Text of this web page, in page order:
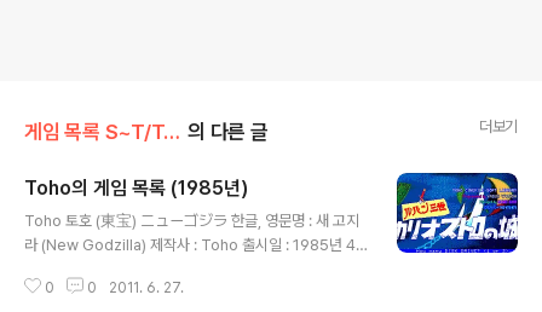
게임 목록 S~T/Toho 의 다른 글 더보기
Toho의 게임 목록 (1985년)
Toho 토호 (東宝) ニューゴジラ 한글, 영문명 : 새 고지
라 (New Godzilla) 제작사 : Toho 출시일 : 1985년 4
01용) 시나리오 : 캐릭터 디자인, 원화 : 음악 : 추가 정보 :
0 0 2011. 6. 27.